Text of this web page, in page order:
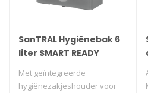
SanTRAL Hygiënebak 6
liter SMART READY
Met geïntegreerde
hygiënezakjeshouder voor